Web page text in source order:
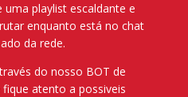
playlist escaldante e
enquanto está no chat
da rede.
do nosso BOT de
fique atento a possiveis